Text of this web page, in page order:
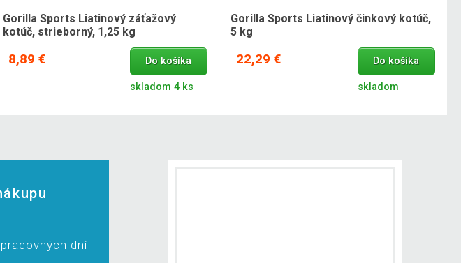
Gorilla Sports Liatinový záťažový
kotúč, strieborný, 1,25 kg
8,89 € Do košíka
skladom 4 ks
Gorilla Sports Liatinový činkový kotúč,
5 kg
22,29 € Do košíka
skladom
dní